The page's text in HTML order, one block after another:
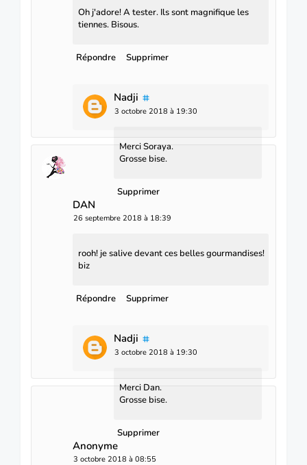
Oh j'adore! A tester. Ils sont magnifique les
tiennes. Bisous.
Répondre Supprimer
Nadji
3 octobre 2018 à 19:30
Merci Soraya.
Grosse bise.
Supprimer
DAN
26 septembre 2018 à 18:39
rooh! je salive devant ces belles gourmandises!
biz
Répondre Supprimer
Nadji
3 octobre 2018 à 19:30
Merci Dan.
Grosse bise.
Supprimer
Anonyme
3 octobre 2018 à 08:55